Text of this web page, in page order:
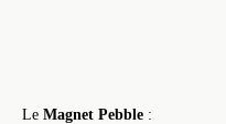
Le Magnet Pebble :